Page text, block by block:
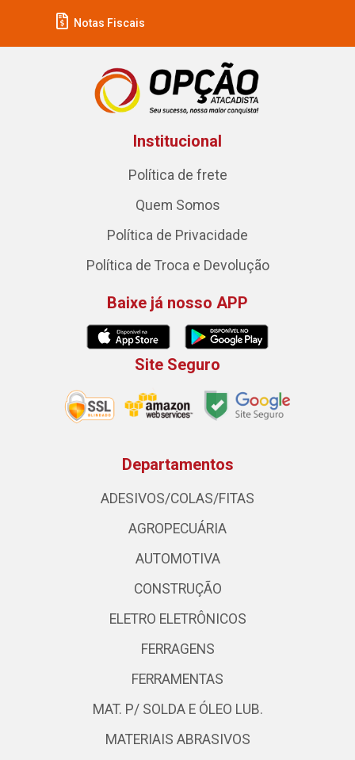
Notas Fiscais
Institucional
Política de frete
Quem Somos
Política de Privacidade
Política de Troca e Devolução
Baixe já nosso APP
Site Seguro
Departamentos
ADESIVOS/COLAS/FITAS
AGROPECUÁRIA
AUTOMOTIVA
CONSTRUÇÃO
ELETRO ELETRÔNICOS
FERRAGENS
FERRAMENTAS
MAT. P/ SOLDA E ÓLEO LUB.
MATERIAIS ABRASIVOS